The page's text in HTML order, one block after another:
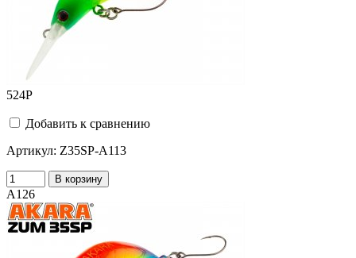
524Р
Добавить к сравнению
Артикул: Z35SP-A113
В корзину
A126